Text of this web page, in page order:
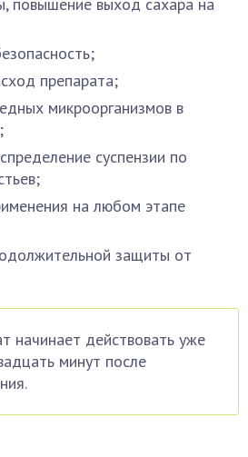
препарата;
микроорганизмов в
суспензии по
на любом этапе
защиты от
начинает действовать уже
минут после